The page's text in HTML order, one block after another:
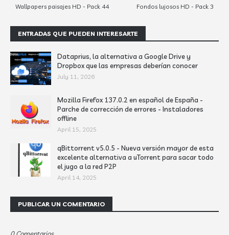
Fondos lujosos HD - Pack 3
Wallpapers paisajes HD - Pack 44
ENTRADAS QUE PUEDEN INTERESARTE
Dataprius, la alternativa a Google Drive y
Dropbox que las empresas deberían conocer
July 11, 2026
Mozilla Firefox 137.0.2 en español de España -
Parche de corrección de errores - Instaladores
offline
April 15, 2025
qBittorrent v5.0.5 - Nueva versión mayor de esta
excelente alternativa a uTorrent para sacar todo
el jugo a la red P2P
April 14, 2025
PUBLICAR UN COMENTARIO